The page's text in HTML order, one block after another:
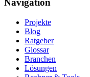
Navigation
Projekte
Blog
Ratgeber
Glossar
Branchen
Lösungen